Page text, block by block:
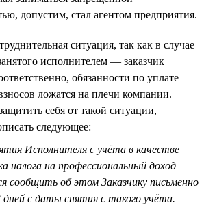
допустим, стал агентом предприятия.
ситуация, так как в случае
исполнителем — заказчик
обязанности по уплате
ложатся на плечи компании.
себя от такой ситуации,
следующее:
Исполнителя с учёта в качестве
налога на профессиональный доход
сообщить об этом Заказчику письменно
дней с даты снятия с такого учёта.